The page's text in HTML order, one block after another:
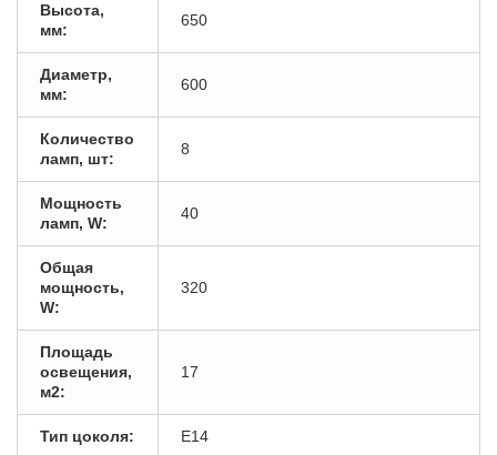
Высота,
мм:
650
Диаметр,
мм:
600
Количество
ламп, шт:
8
Мощность
ламп, W:
40
Общая
мощность,
W:
320
Площадь
освещения,
м2:
17
Тип цоколя: E14